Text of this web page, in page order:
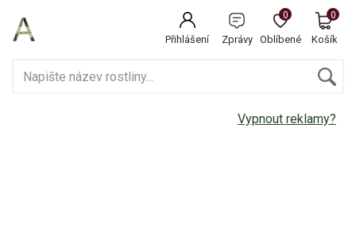
Přihlášení Zprávy Oblíbené
0
Košík
0
Vypnout reklamy?